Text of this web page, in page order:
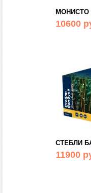
МОНИСТО
10600
СТЕБЛИ
11900